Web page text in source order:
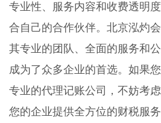
专业性、服务内容和收费透明
合自己的合作伙伴。北京泓灼
其专业的团队、全面的服务和
成为了众多企业的首选。如果
专业的代理记账公司，不妨考
您的企业提供全方位的财税服务